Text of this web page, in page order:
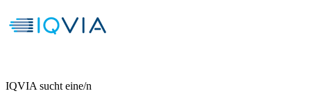
IQVIA sucht eine/n